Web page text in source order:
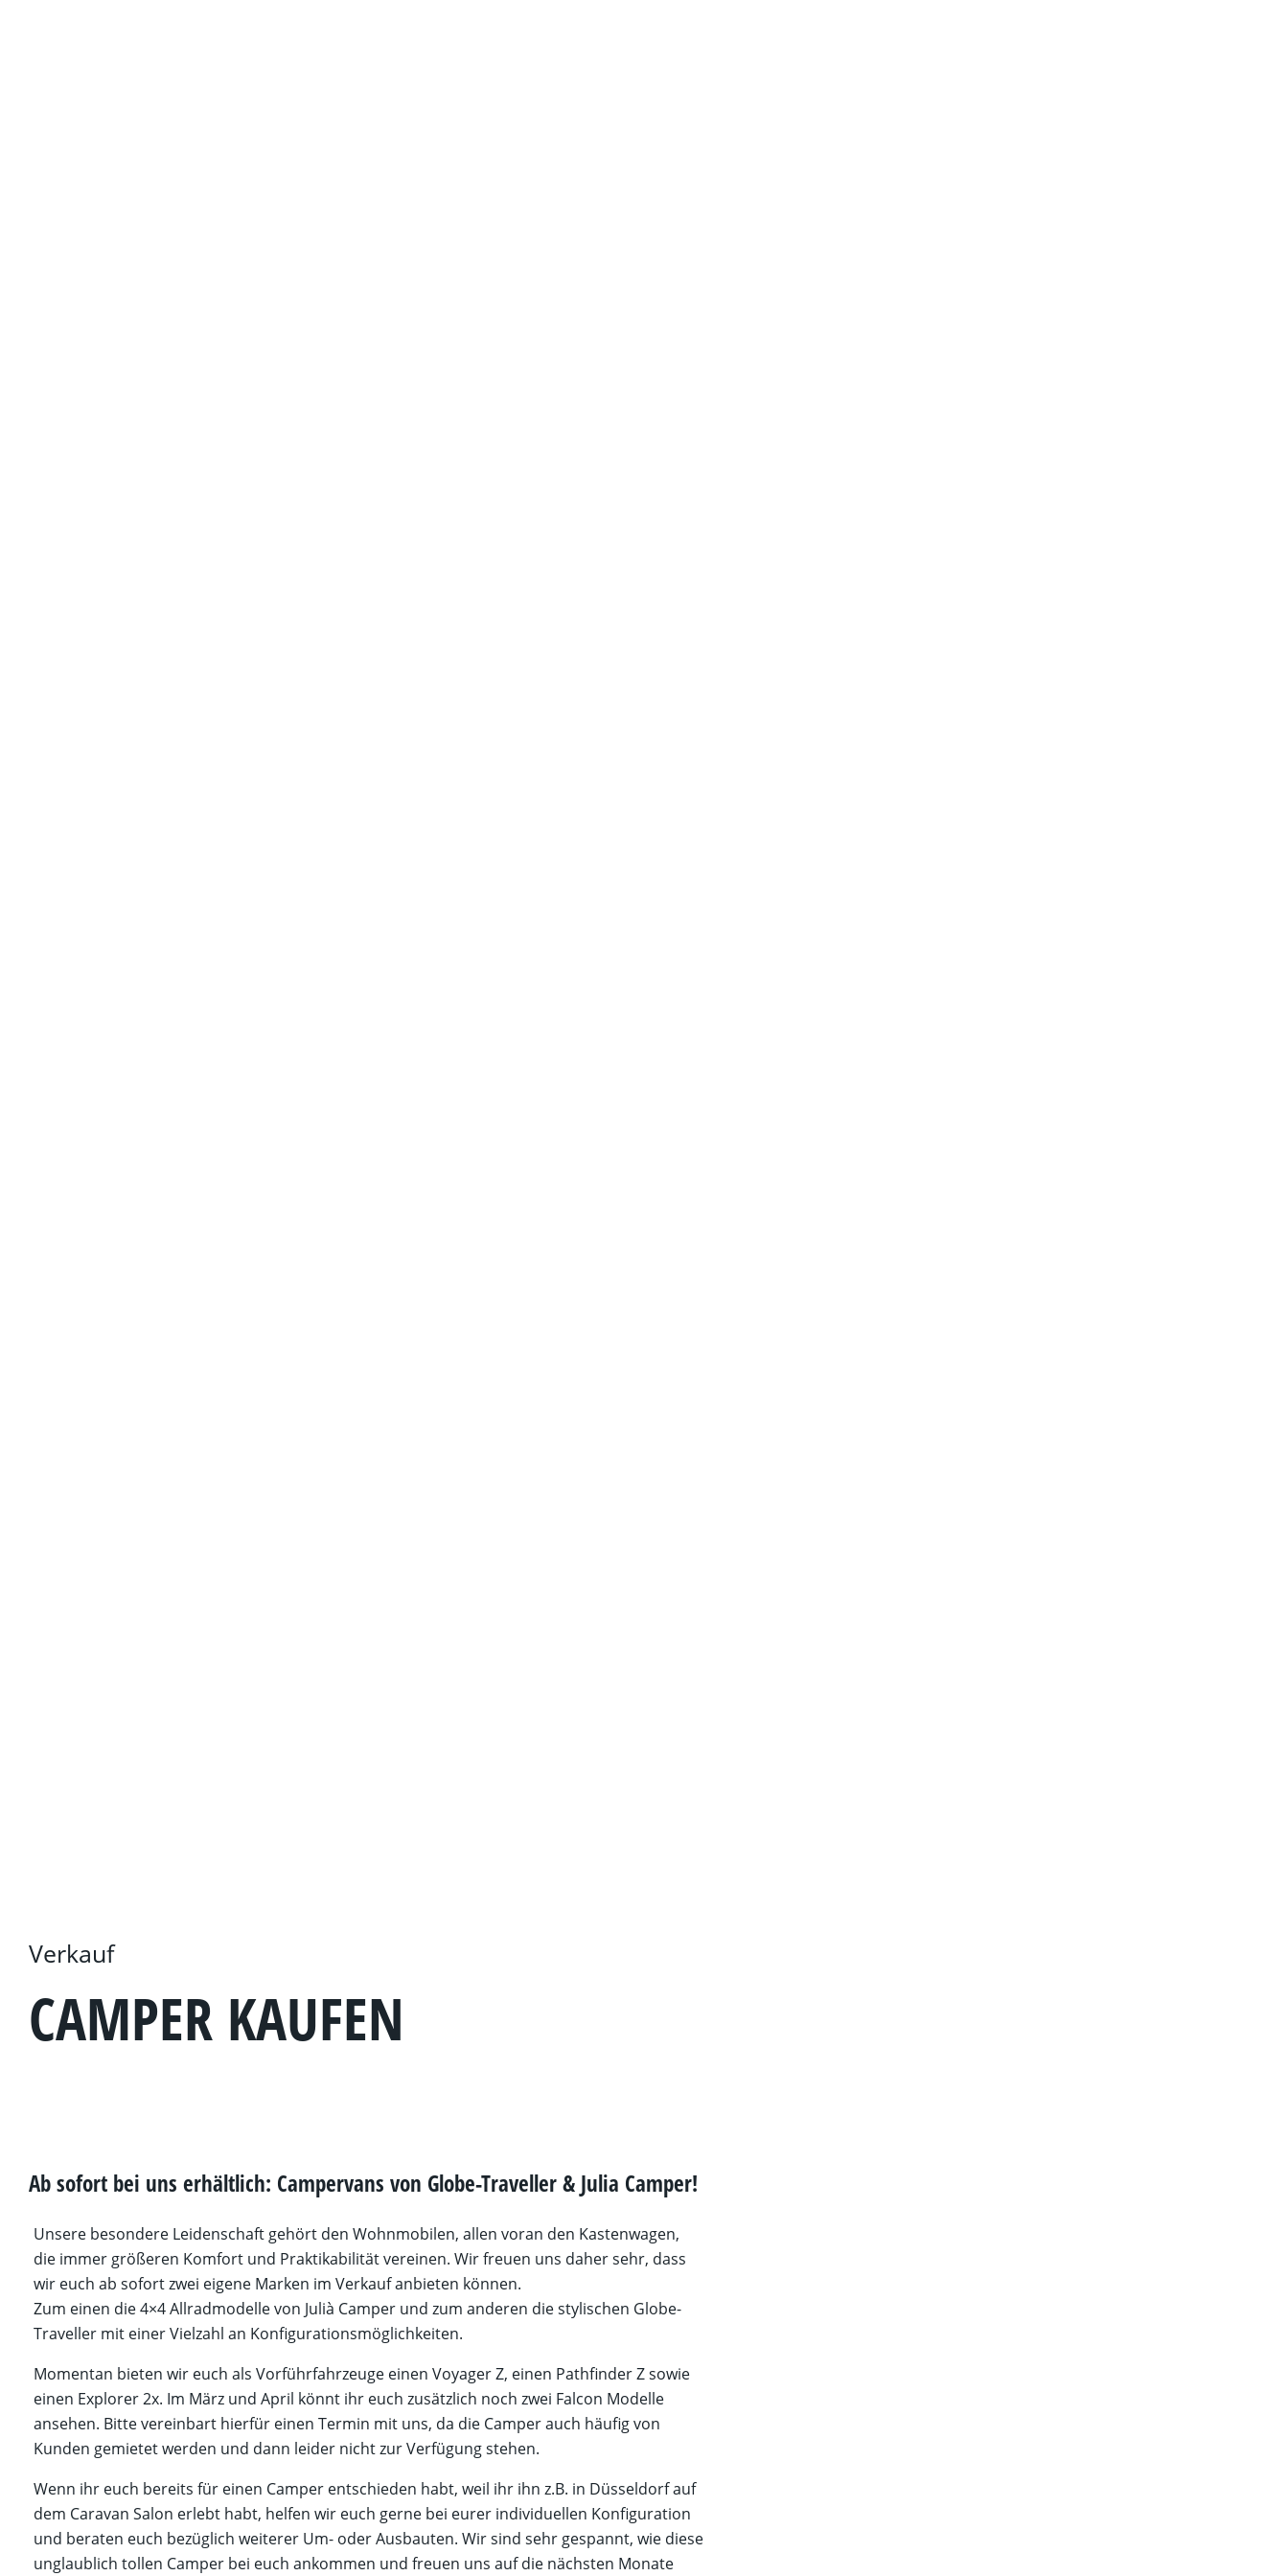
Verkauf
CAMPER KAUFEN
Ab sofort bei uns erhältlich: Campervans von Globe-Traveller & Julia Camper!
Unsere besondere Leidenschaft gehört den Wohnmobilen, allen voran den Kastenwagen,
die immer größeren Komfort und Praktikabilität vereinen. Wir freuen uns daher sehr, dass
wir euch ab sofort zwei eigene Marken im Verkauf anbieten können.
Zum einen die 4×4 Allradmodelle von Julià Camper und zum anderen die stylischen Globe-
Traveller mit einer Vielzahl an Konfigurationsmöglichkeiten.
Momentan bieten wir euch als Vorführfahrzeuge einen Voyager Z, einen Pathfinder Z sowie
einen Explorer 2x. Im März und April könnt ihr euch zusätzlich noch zwei Falcon Modelle
ansehen. Bitte vereinbart hierfür einen Termin mit uns, da die Camper auch häufig von
Kunden gemietet werden und dann leider nicht zur Verfügung stehen.
Wenn ihr euch bereits für einen Camper entschieden habt, weil ihr ihn z.B. in Düsseldorf auf
dem Caravan Salon erlebt habt, helfen wir euch gerne bei eurer individuellen Konfiguration
und beraten euch bezüglich weiterer Um- oder Ausbauten. Wir sind sehr gespannt, wie diese
unglaublich tollen Camper bei euch ankommen und freuen uns auf die nächsten Monate